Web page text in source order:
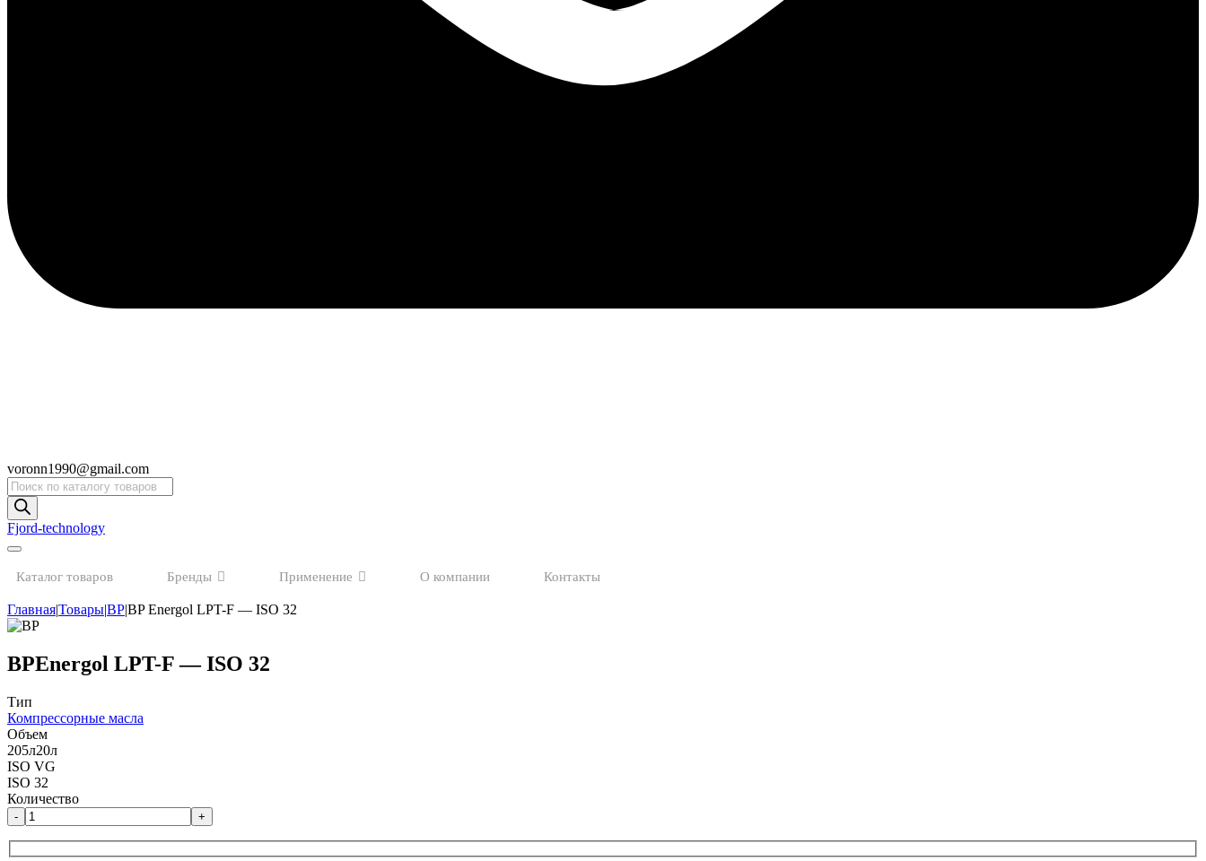
voronn1990@gmail.com
Поиск
товаров
Fjord-technology
Каталог товаров Бренды Применение О компании Контакты
Главная|Товары|BP|BP Energol LPT-F — ISO 32
BPEnergol LPT-F — ISO 32
Тип
Компрессорные масла
Объем
205л20л
ISO VG
ISO 32
Количество
- +